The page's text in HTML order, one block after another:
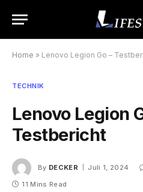
Home » Lenovo Legion Go –
TECHNIK
Lenovo Legion
Testbericht
By DECKER Juli 1, 2024
11 Mins Read